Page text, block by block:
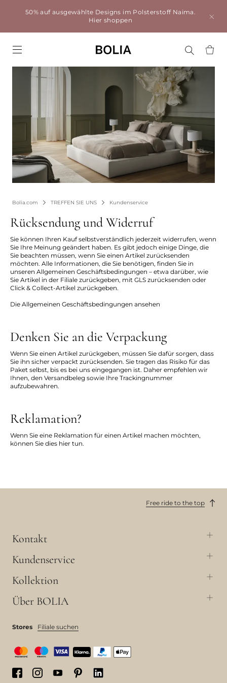
50% auf ausgewählte Designs im Polsterstoff Naima.
Hier shoppen
Bolia.com TREFFEN SIE UNS Kundenservice
Rücksendung und Widerruf
Sie können Ihren Kauf selbstverständlich jederzeit widerrufen, wenn
Sie Ihre Meinung geändert haben. Es gibt jedoch einige Dinge, die
Sie beachten müssen, wenn Sie einen Artikel zurücksenden
möchten. Alle Informationen, die Sie benötigen, finden Sie in
unseren Allgemeinen Geschäftsbedingungen – etwa darüber, wie
Sie Artikel in der Filiale zurückgeben, mit GLS zurücksenden oder
Click & Collect-Artikel zurückgeben.
Die Allgemeinen Geschäftsbedingungen ansehen
Denken Sie an die Verpackung
Wenn Sie einen Artikel zurückgeben, müssen Sie dafür sorgen, dass
Sie ihn sicher verpackt zurücksenden. Sie tragen das Risiko für das
Paket selbst, bis es bei uns eingegangen ist. Daher empfehlen wir
Ihnen, den Versandbeleg sowie Ihre Trackingnummer
aufzubewahren.
Reklamation?
Wenn Sie eine Reklamation für einen Artikel machen möchten,
können Sie dies hier tun.
Free ride to the top
Kontakt
Kundenservice
Kollektion
Über BOLIA
Stores Filiale suchen